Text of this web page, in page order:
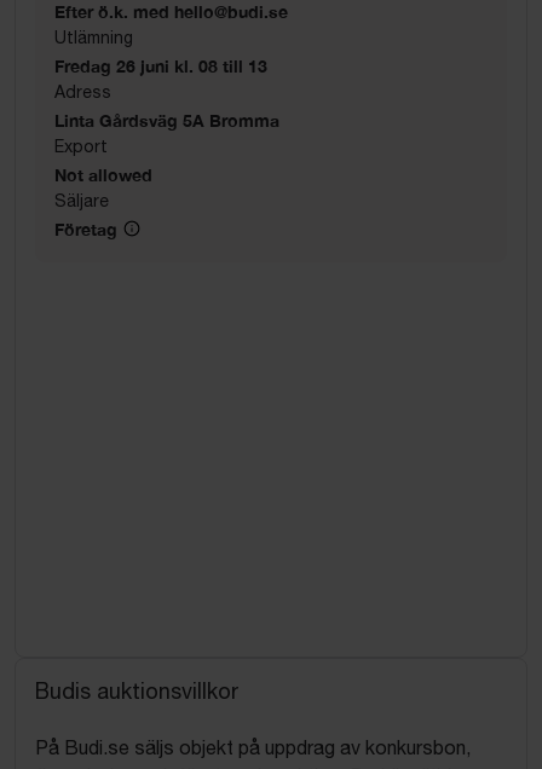
Efter ö.k. med hello@budi.se
Utlämning
Fredag 26 juni kl. 08 till 13
Adress
Linta Gårdsväg 5A Bromma
Export
Not allowed
Säljare
Företag
Budis auktionsvillkor
På Budi.se säljs objekt på uppdrag av konkursbon,